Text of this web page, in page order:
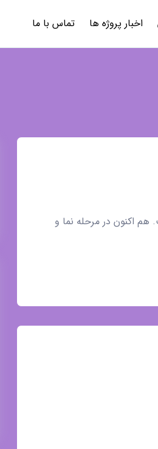
اخبار پروژه ها تماس با ما
است. هم اکنون در مرحله نما و